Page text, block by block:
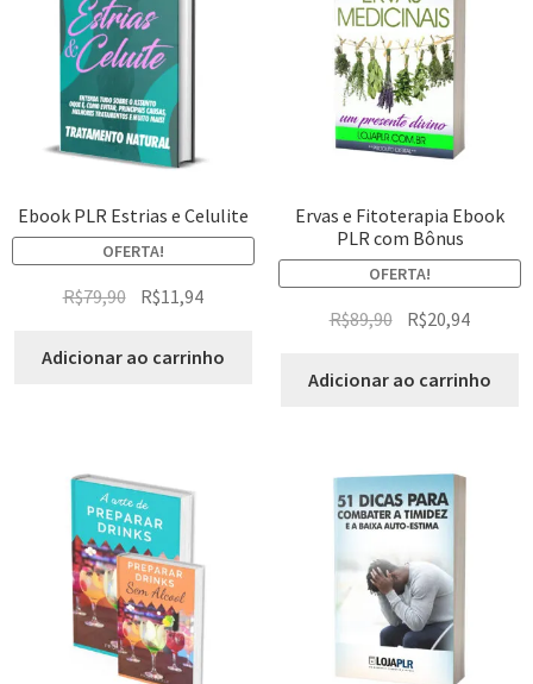
Ebook PLR Estrias e Celulite
OFERTA!
R$79,90 R$11,94
Adicionar ao carrinho
Ervas e Fitoterapia Ebook
PLR com Bônus
OFERTA!
R$89,90 R$20,94
Adicionar ao carrinho